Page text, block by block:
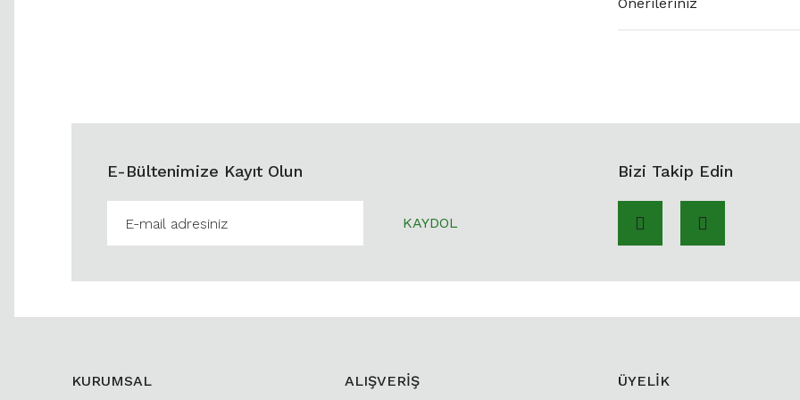
E-Bültenimize Kayıt Olun
KAYDOL
Bizi Takip Edin
KURUMSAL ALIŞVERİŞ ÜYELİK